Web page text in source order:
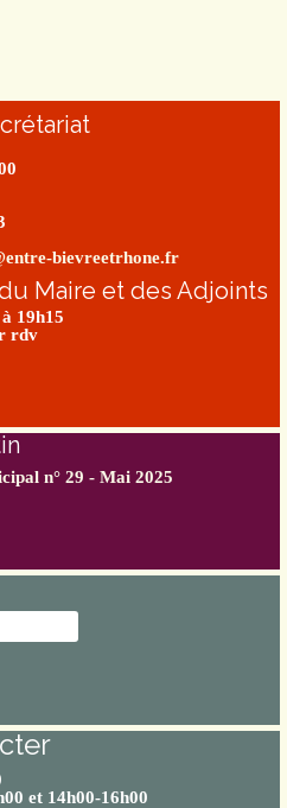
bievreetrhone.fr
Maire et des Adjoints
19h15
rdv
n° 29 - Mai 2025
et 14h00-16h00